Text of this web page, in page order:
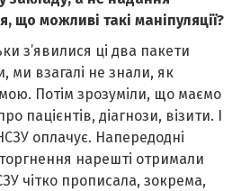
що можливі такі маніпуляції?
з’явилися ці два пакети
ми взагалі не знали, як
Потім зрозуміли, що маємо
пацієнтів, діагнози, візити. І
оплачує. Напередодні
нарешті отримали
чітко прописала, зокрема,